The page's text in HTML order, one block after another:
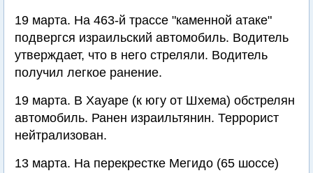
19 марта. На 463-й трассе "каменной атаке"
подвергся израильский автомобиль. Водитель
утверждает, что в него стреляли. Водитель
получил легкое ранение.
19 марта. В Хауаре (к югу от Шхема) обстрелян
автомобиль. Ранен израильтянин. Террорист
нейтрализован.
13 марта. На перекрестке Мегидо (65 шоссе)